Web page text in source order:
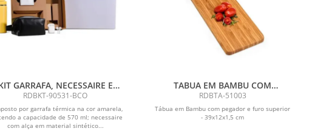
GARRAFA, NECESSAIRE E
FONE - 3 PÇS
RDBKT-90531-BCO
por garrafa térmica na cor amarela,
a capacidade de 570 ml; necessaire
com alça em material sintético...
TABUA EM BAMBU COM
PEGADOR - 39X12X1,5 CM
RDBTA-51003
Tábua em Bambu com pegador e furo superior
- 39x12x1,5 cm